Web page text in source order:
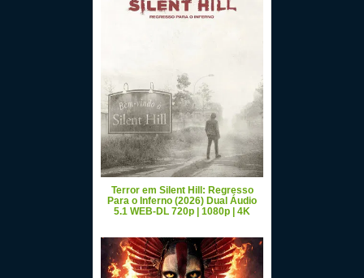
Terror em Silent Hill: Regresso
Para o Inferno (2026) Dual Áudio
5.1 WEB-DL 720p | 1080p | 4K